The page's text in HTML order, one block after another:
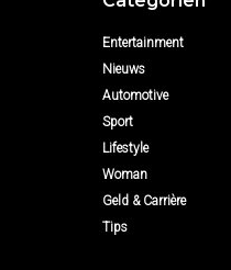
Entertainment
Nieuws
Automotive
Sport
Lifestyle
Woman
Geld & Carrière
Tips